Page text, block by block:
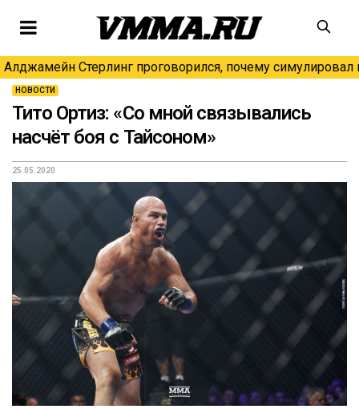
Алджамейн Стерлинг проговорился, почему симулировал
НОВОСТИ
Тито Ортиз: «Со мной связывались
насчёт боя с Тайсоном»
25.05.2020